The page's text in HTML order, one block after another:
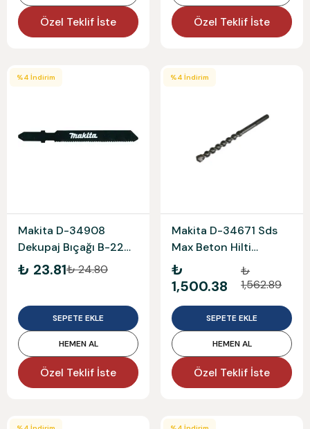
Özel Teklif İste Özel Teklif İste
%4 İndirim
Makita D-34908
Dekupaj Bıçağı B-22
Eşdeğ Esuar
₺ 23.81₺ 24.80
SEPETE EKLE
HEMEN AL
Özel Teklif İste
%4 İndirim
Makita D-34671 Sds
Max Beton Hilti
Matkap Ucu
25x540mm
₺
1,500.38
₺
1,562.89
SEPETE EKLE
HEMEN AL
Özel Teklif İste